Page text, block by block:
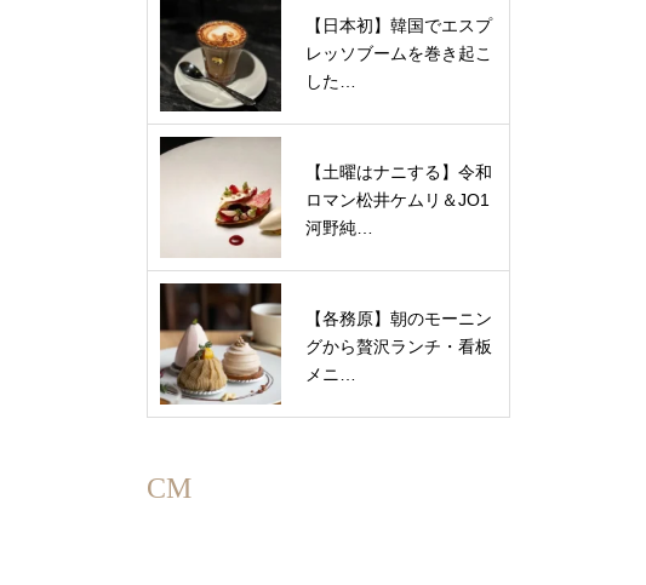
【日本初】韓国でエスプ
レッソブームを巻き起こ
した…
【土曜はナニする】令和
ロマン松井ケムリ＆JO1
河野純…
【各務原】朝のモーニン
グから贅沢ランチ・看板
メニ…
CM